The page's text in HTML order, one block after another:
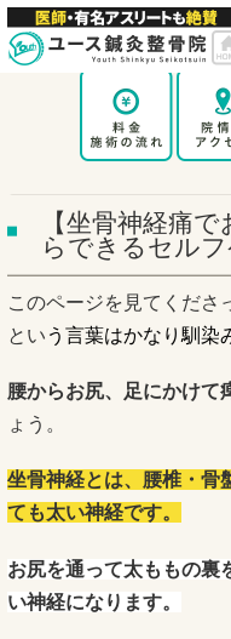
【坐骨神経痛
らできるセルフ
このページを見てくださ
とい う言葉はかなり馴染
腰からお尻、足にかけて
ょう。
坐骨神経とは、腰椎・骨
ても太い神経です。
お尻を通って太ももの裏
い神経になります。